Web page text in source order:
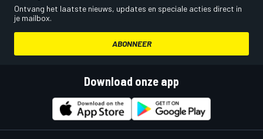
Ontvang het laatste nieuws, updates en speciale acties direct in
je mailbox.
ABONNEER
Download onze app